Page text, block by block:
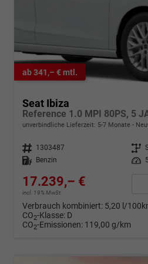
ab 341,– € mtl.
Seat Ibiza
unverbindliche Lieferzeit: 5-7 Monate
Fahrzeugnr. 1303487 Getriebe
Kraftstoff
Benzin Leistung
17.239,– €
incl. 19% MwSt.
Verbrauch kombiniert: 5,20 l/
CO2-Klasse: D
CO2-Emissionen: 119,00 g/km